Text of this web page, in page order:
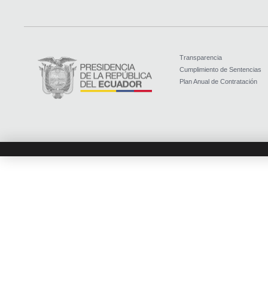
Transparencia
Cumplimiento de Sentencias
Plan Anual de Contratación